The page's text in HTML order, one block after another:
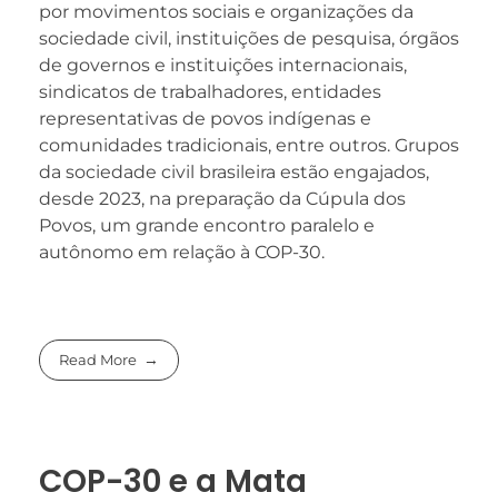
por movimentos sociais e organizações da
sociedade civil, instituições de pesquisa, órgãos
de governos e instituições internacionais,
sindicatos de trabalhadores, entidades
representativas de povos indígenas e
comunidades tradicionais, entre outros. Grupos
da sociedade civil brasileira estão engajados,
desde 2023, na preparação da Cúpula dos
Povos, um grande encontro paralelo e
autônomo em relação à COP-30.
Read More
COP-30 e a Mata